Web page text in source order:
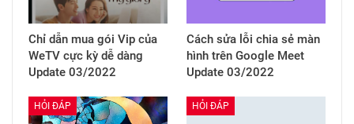
Chỉ dẫn mua gói Vip của
WeTV cực kỳ dễ dàng
Update 03/2022
Cách sửa lỗi chia sẻ màn
hình trên Google Meet
Update 03/2022
HỎI ĐÁP HỎI ĐÁP